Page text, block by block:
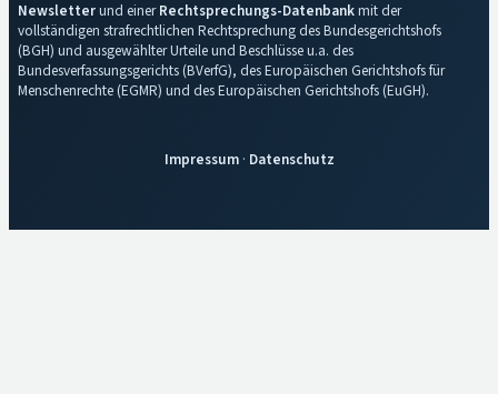
Newsletterund einerRechtsprechungs-Datenbankmit der
vollständigen strafrechtlichen Rechtsprechung des Bundesgerichtshofs
(BGH) und ausgewählter Urteile und Beschlüsse u.a. des
Bundesverfassungsgerichts (BVerfG), des Europäischen Gerichtshofs für
Menschenrechte (EGMR) und des Europäischen Gerichtshofs (EuGH).
Impressum· Datenschutz